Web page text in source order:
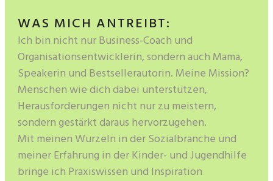
WAS MICH ANTREIBT:
Ich bin nicht nur Business-Coach und
Organisationsentwicklerin, sondern auch Mama,
Speakerin und Bestsellerautorin. Meine Mission?
Menschen wie dich dabei unterstützen,
Herausforderungen nicht nur zu meistern,
sondern gestärkt daraus hervorzugehen.
Mit meinen Wurzeln in der Sozialbranche und
meiner Erfahrung in der Kinder- und Jugendhilfe
bringe ich Praxiswissen und Inspiration